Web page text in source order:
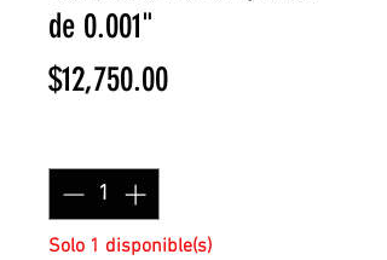
de 0.001"
$12,750.00Precio
Solo 1 disponible(s)